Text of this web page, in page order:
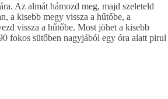
Az almát hámozd meg, majd szeleteld
a kisebb megy vissza a hűtőbe, a
vissza a hűtőbe. Most jöhet a kisebb
fokos sütőben nagyjából egy óra alatt pirul